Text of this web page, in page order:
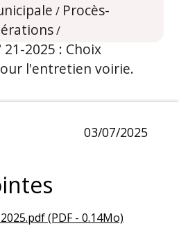
/ Procès-
/
2025 : Choix
l'entretien voirie.
03/07/2025
(PDF - 0.14Mo)